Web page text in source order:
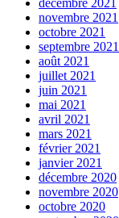
novembre 2021
octobre 2021
septembre 2021
août 2021
juillet 2021
juin 2021
mai 2021
avril 2021
mars 2021
février 2021
janvier 2021
décembre 2020
novembre 2020
octobre 2020